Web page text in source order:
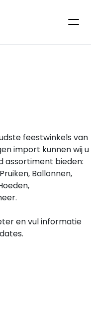
feestwinkels van
import kunnen wij u
assortiment bieden:
Ballonnen,
en vul informatie